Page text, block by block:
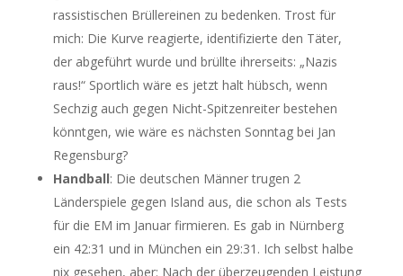
rassistischen Brüllereinen zu bedenken. Trost für
mich: Die Kurve reagierte, identifizierte den Täter,
der abgeführt wurde und brüllte ihrerseits: „Nazis
raus!“ Sportlich wäre es jetzt halt hübsch, wenn
Sechzig auch gegen Nicht-Spitzenreiter bestehen
könntgen, wie wäre es nächsten Sonntag bei Jan
Regensburg?
Handball: Die deutschen Männer trugen 2
Länderspiele gegen Island aus, die schon als Tests
für die EM im Januar firmieren. Es gab in Nürnberg
ein 42:31 und in München ein 29:31. Ich selbst halbe
nix gesehen, aber: Nach der überzeugenden Leistung